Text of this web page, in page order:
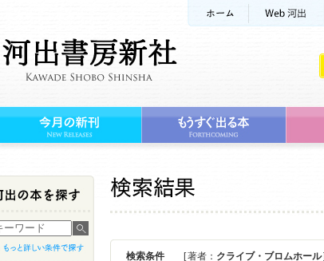
検索条件 [ 著者： クライブ・ブロムホール]